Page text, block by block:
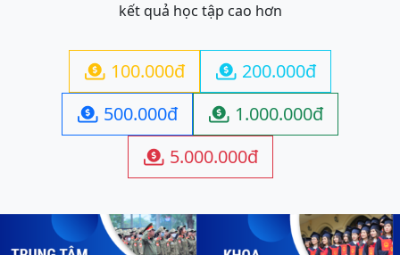
kết quả học tập cao hơn
 100.000đ  200.000đ
 500.000đ  1.000.000đ
 5.000.000đ